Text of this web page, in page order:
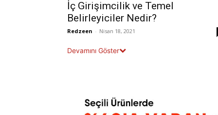
İç Girişimcilik ve Temel
Belirleyiciler Nedir?
Redzeen - Nisan 18, 2021
Devamını Göster